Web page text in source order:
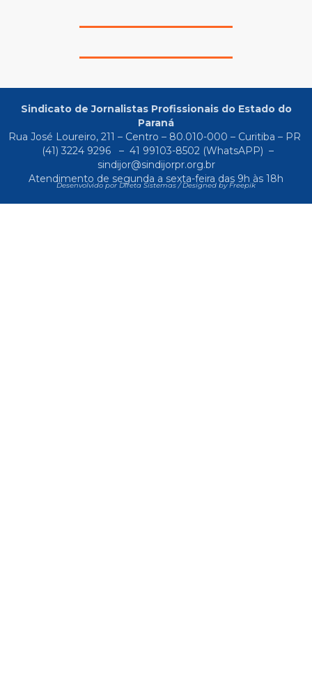
Sindicato de Jornalistas Profissionais do Estado do
Paraná
Rua José Loureiro, 211 – Centro – 80.010-000 – Curitiba – PR
(41) 3224 9296
– 41 99103-8502(WhatsAPP) –
sindijor@sindijorpr.org.br
Atendimento de segunda a sexta-feira das 9h às 18h
Desenvolvido por Direta Sistemas /Designed by Freepik